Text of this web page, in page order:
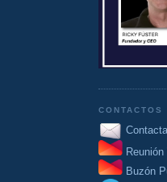
CONTACTOS
Buzón